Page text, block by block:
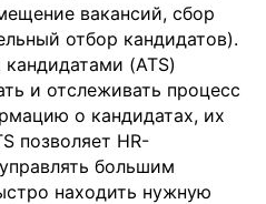
вакансий, сбор
отбор кандидатов).
(ATS)
и отслеживать процесс
о кандидатах, их
позволяет HR-
большим
находить нужную